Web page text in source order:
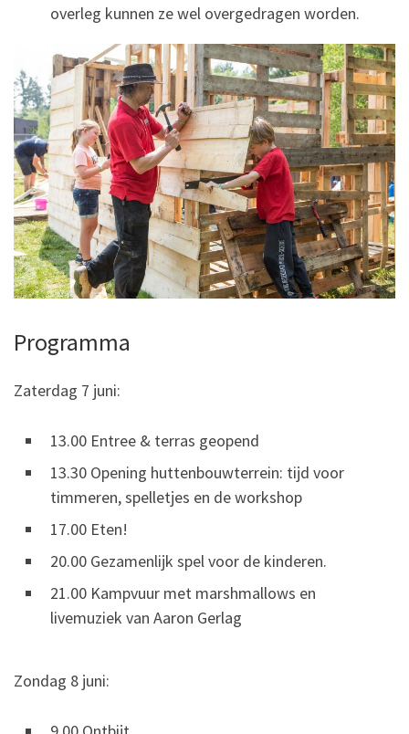
overleg kunnen ze wel overgedragen worden.
Programma
Zaterdag 7 juni:
13.00 Entree & terras geopend
13.30 Opening huttenbouwterrein: tijd voor
timmeren, spelletjes en de workshop
17.00 Eten!
20.00 Gezamenlijk spel voor de kinderen.
21.00 Kampvuur met marshmallows en
livemuziek van Aaron Gerlag
Zondag 8 juni: